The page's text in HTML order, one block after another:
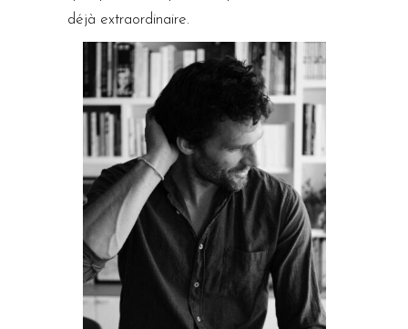
déjà extraordinaire.